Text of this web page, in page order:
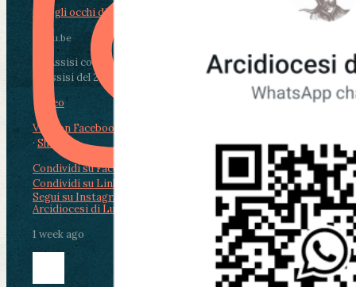
Con gli occhi di Paolo del 1 Agosto 2026
youtu.be
Da Assisi con i giovani per Celebrare il Perdono
di Assisi del 2 Ag...
Video
View on Facebook
· Share
Condividi su Facebook
Condividi su LinkedIn
Condividi via email
Arcidiocesi di Lucca
1 week ago
Segui su Instagram